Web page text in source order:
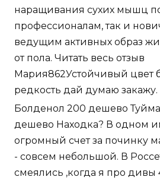
наращивания сухих мышц
профессионалам, так и
ведущим активных образ
от пола. Читать весь отзыв
Мария862Устойчивый цвет
редкость дай думаю закажу.
Болденол 200 дешево
дешево Находка? В одном
огромный счет за починку
- совсем небольшой. В
смеялись ,когда я про дивы